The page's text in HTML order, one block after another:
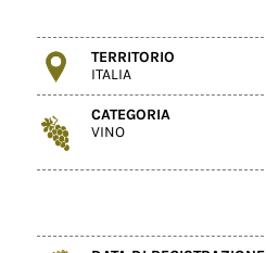
TERRITORIO
ITALIA
CATEGORIA
VINO